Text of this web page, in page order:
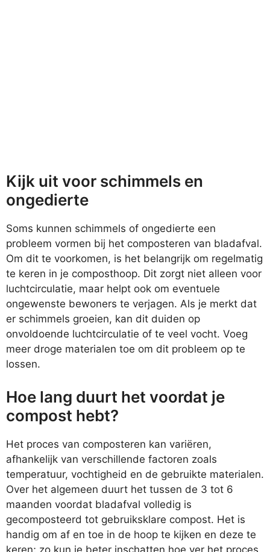
Kijk uit voor schimmels en
ongedierte
Soms kunnen schimmels of ongedierte een
probleem vormen bij het composteren van bladafval.
Om dit te voorkomen, is het belangrijk om regelmatig
te keren in je composthoop. Dit zorgt niet alleen voor
luchtcirculatie, maar helpt ook om eventuele
ongewenste bewoners te verjagen. Als je merkt dat
er schimmels groeien, kan dit duiden op
onvoldoende luchtcirculatie of te veel vocht. Voeg
meer droge materialen toe om dit probleem op te
lossen.
Hoe lang duurt het voordat je
compost hebt?
Het proces van composteren kan variëren,
afhankelijk van verschillende factoren zoals
temperatuur, vochtigheid en de gebruikte materialen.
Over het algemeen duurt het tussen de 3 tot 6
maanden voordat bladafval volledig is
gecomposteerd tot gebruiksklare compost. Het is
handig om af en toe in de hoop te kijken en deze te
keren; zo kun je beter inschatten hoe ver het proces